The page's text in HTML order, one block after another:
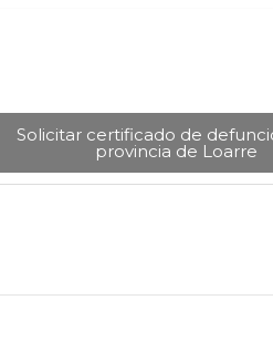
Solicitar certificado de
provincia de Loarre​